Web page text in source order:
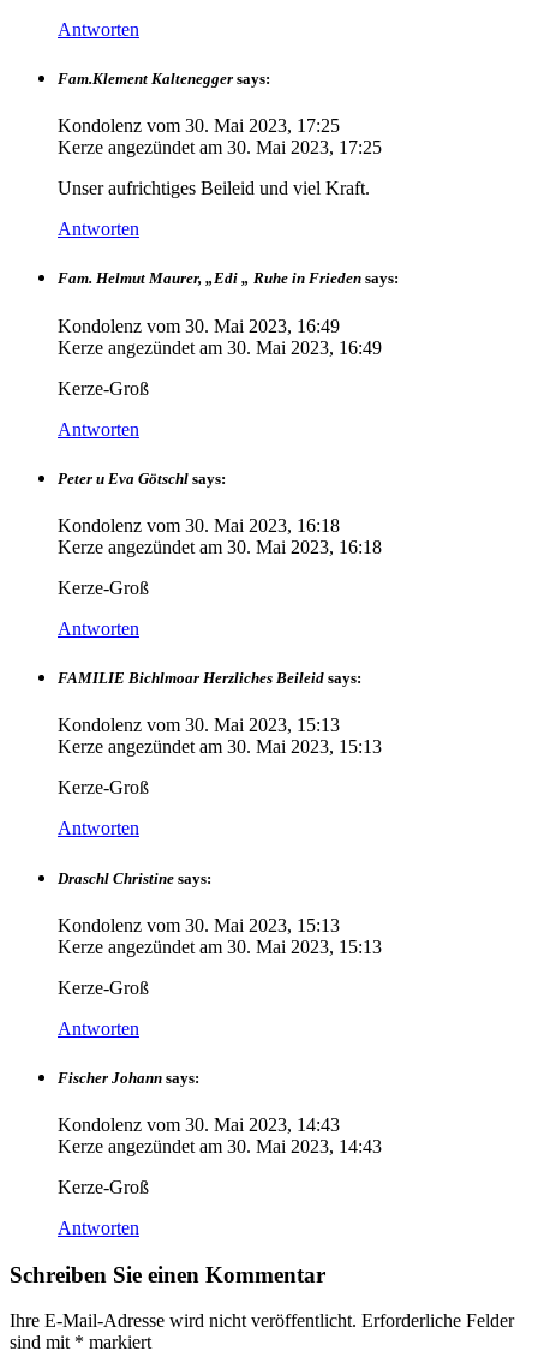
Antworten
Fam.Klement Kaltenegger says:
Kondolenz vom 30. Mai 2023, 17:25
Kerze angezündet am 30. Mai 2023, 17:25
Unser aufrichtiges Beileid und viel Kraft.
Antworten
Fam. Helmut Maurer, „Edi „ Ruhe in Frieden says:
Kondolenz vom 30. Mai 2023, 16:49
Kerze angezündet am 30. Mai 2023, 16:49
Kerze-Groß
Antworten
Peter u Eva Götschl says:
Kondolenz vom 30. Mai 2023, 16:18
Kerze angezündet am 30. Mai 2023, 16:18
Kerze-Groß
Antworten
FAMILIE Bichlmoar Herzliches Beileid says:
Kondolenz vom 30. Mai 2023, 15:13
Kerze angezündet am 30. Mai 2023, 15:13
Kerze-Groß
Antworten
Draschl Christine says:
Kondolenz vom 30. Mai 2023, 15:13
Kerze angezündet am 30. Mai 2023, 15:13
Kerze-Groß
Antworten
Fischer Johann says:
Kondolenz vom 30. Mai 2023, 14:43
Kerze angezündet am 30. Mai 2023, 14:43
Kerze-Groß
Antworten
Schreiben Sie einen Kommentar
Ihre E-Mail-Adresse wird nicht veröffentlicht. Erforderliche Felder
sind mit * markiert